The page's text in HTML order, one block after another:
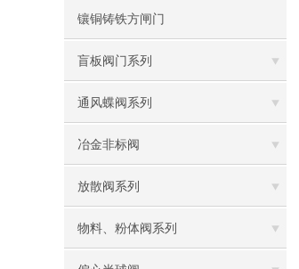
镶铜铸铁方闸门
盲板阀门系列
通风蝶阀系列
冶金非标阀
放散阀系列
物料、粉体阀系列